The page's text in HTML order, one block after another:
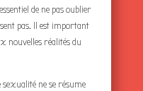
de ne pas oublier
pas. Il est important
nouvelles réalités du
sexualité ne se résume